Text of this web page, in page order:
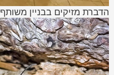
הדברת מזיקים בבניין משותף